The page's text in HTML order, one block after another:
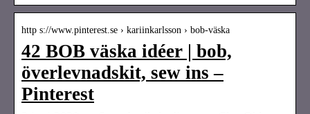
http s://www.pinterest.se › kariinkarlsson › bob-väska
42 BOB väska idéer | bob,
överlevnadskit, sew ins –
Pinterest